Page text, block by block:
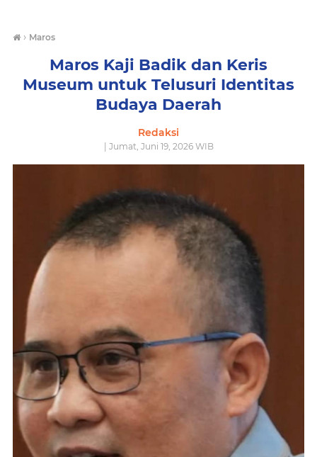
› Maros
Maros Kaji Badik dan Keris
Museum untuk Telusuri Identitas
Budaya Daerah
Redaksi
| Jumat, Juni 19, 2026 WIB